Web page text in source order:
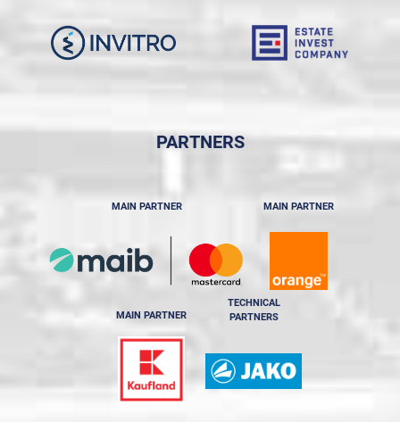
PARTNERS
MAIN PARTNER MAIN PARTNER
MAIN PARTNER
TECHNICAL
PARTNERS